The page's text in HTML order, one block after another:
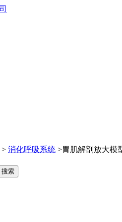
> 消化呼吸系统 >胃肌解剖放大模